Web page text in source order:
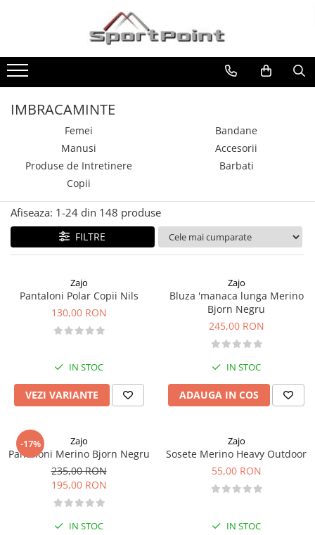
Toate Produsele
ALPINISM
Pioleti
Hamuri
Asigurari
Carabiniere
Nuci si Frienduri
Suruburi de gheata
Magneziu
Copii
Casti
Lopeti de zapada / avalansa
VIA FERRATA
RACHETE DE ZAPADA
BETE TREKKING
IMBRACAMINTE
Femei
Bandane
Manusi
Accesorii
Produse de Intretinere
Barbati
Copii
Afiseaza: 1-24 din 148 produse
FILTRE
Zajo
Pantaloni Polar Copii Nils
130,00 RON
IN STOC
VEZI VARIANTE
Zajo
Bluza 'manaca lunga Merino
Bjorn Negru
245,00 RON
IN STOC
ADAUGA IN COS
-17% Zajo
Pantaloni Merino Bjorn Negru
235,00 RON
195,00 RON
IN STOC
Zajo
Sosete Merino Heavy Outdoor
55,00 RON
IN STOC